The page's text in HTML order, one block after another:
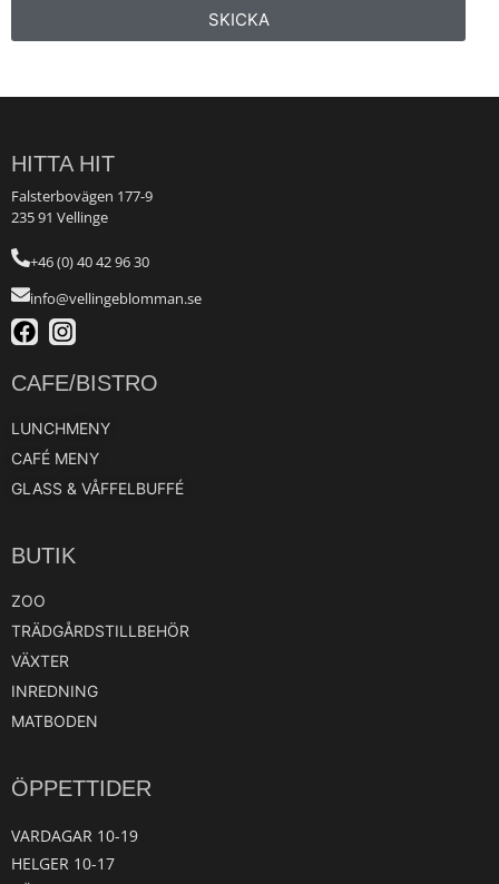
SKICKA
HITTA HIT
Falsterbovägen 177-9
235 91 Vellinge
+46 (0) 40 42 96 30
info@vellingeblomman.se
CAFE/BISTRO
LUNCHMENY
CAFÉ MENY
GLASS & VÅFFELBUFFÉ
BUTIK
ZOO
TRÄDGÅRDSTILLBEHÖR
VÄXTER
INREDNING
MATBODEN
ÖPPETTIDER
VARDAGAR 10-19
HELGER 10-17